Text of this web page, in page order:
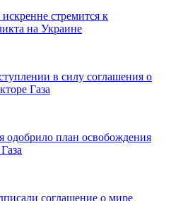
стремится к
на Украине
в силу соглашения о
Газа
одобрило план освобождения
соглашение о мире